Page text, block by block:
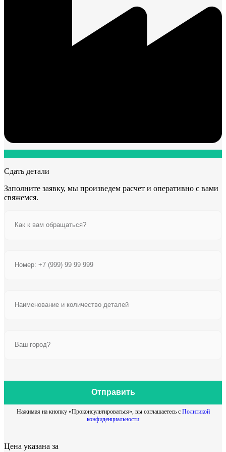
Сдать детали
Заполните заявку, мы произведем расчет и оперативно с вами
свяжемся.
Отправить
Нажимая на кнопку «Проконсультироваться», вы соглашаетесь с Политикой
конфиденциальности
Цена указана за